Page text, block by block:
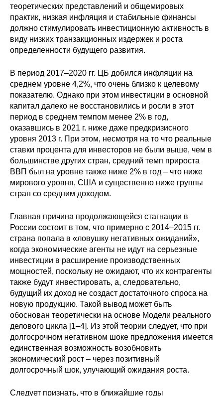
Аспирантура
Об аспирантуре
Обучение
Нормативные документы
Диссертационный совет
О совете
Материалы
Контакты
теоретических представлений и общемировых
практик, низкая инфляция и стабильные финансы
должно стимулировать инвестиционную активность в
виду низких транзакционных издержек и роста
определенности будущего развития.
В период 2017–2020 гг. ЦБ добился инфляции на
среднем уровне 4,2%, что очень близко к целевому
показателю. Однако при этом инвестиции в основной
капитал далеко не восстановились и росли в этот
период в среднем темпом менее 2% в год,
оказавшись в 2021 г. ниже даже предкризисного
уровня 2013 г. При этом, несмотря на то что реальные
ставки процента для инвесторов не были выше, чем в
большинстве других стран, средний темп прироста
ВВП был на уровне также ниже 2% в год – что ниже
мирового уровня, США и существенно ниже группы
стран со средним доходом.
Главная причина продолжающейся стагнации в
России состоит в том, что примерно с 2014–2015 гг.
страна попала в «ловушку негативных ожиданий»,
когда экономические агенты не идут на серьезные
инвестиции в расширение производственных
мощностей, поскольку не ожидают, что их контрагенты
также будут инвестировать, а, следовательно,
будущий их доход не создаст достаточного спроса на
новую продукцию. Такой вывод может быть
обоснован теоретически на основе Модели реального
делового цикла [1–4]. Из этой теории следует, что при
долгосрочном негативном шоке предложения имеется
единственная возможность возобновить
экономический рост – через позитивный
долгосрочный шок, улучающий ожидания роста.
Следует признать, что в ближайшие годы